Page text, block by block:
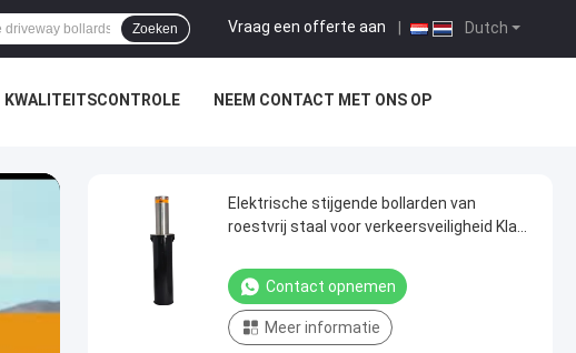
Dutch
Vraag een offerte aan
Zoeken
KWALITEITSCONTROLE NEEM CONTACT MET ONS OP
Elektrische stijgende bollarden van
roestvrij staal voor verkeersveiligheid Klant
Contact opnemen
Meer informatie